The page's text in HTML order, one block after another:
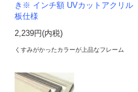
き※ インチ額 UVカットアクリル
板仕様
2,239円(内税)
くすみがかったカラーが上品なフレーム